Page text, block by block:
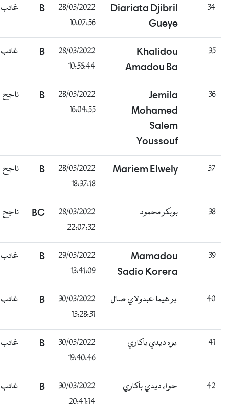
34
Diariata Djibril
Gueye
28/03/2022
10:07:56
غائب
35
Khalidou
Amadou Ba
28/03/2022
10:56:44
غائب
36
Jemila
Mohamed
Salem
Youssouf
28/03/2022
16:04:55
ناجح
37
Mariem Elwely
28/03/2022
18:37:18
ناجح
38 بوبكر محمود
28/03/2022
22:07:32
BC ناجح
39
Mamadou
Sadio Korera
29/03/2022
13:41:09
غائب
40 ابراهيما عبدولاي صال
30/03/2022
13:28:31
غائب
41 ابوه ديدي باكاري
30/03/2022
19:40:46
غائب
42 حواء ديدي باكاري
30/03/2022
20:41:14
غائب